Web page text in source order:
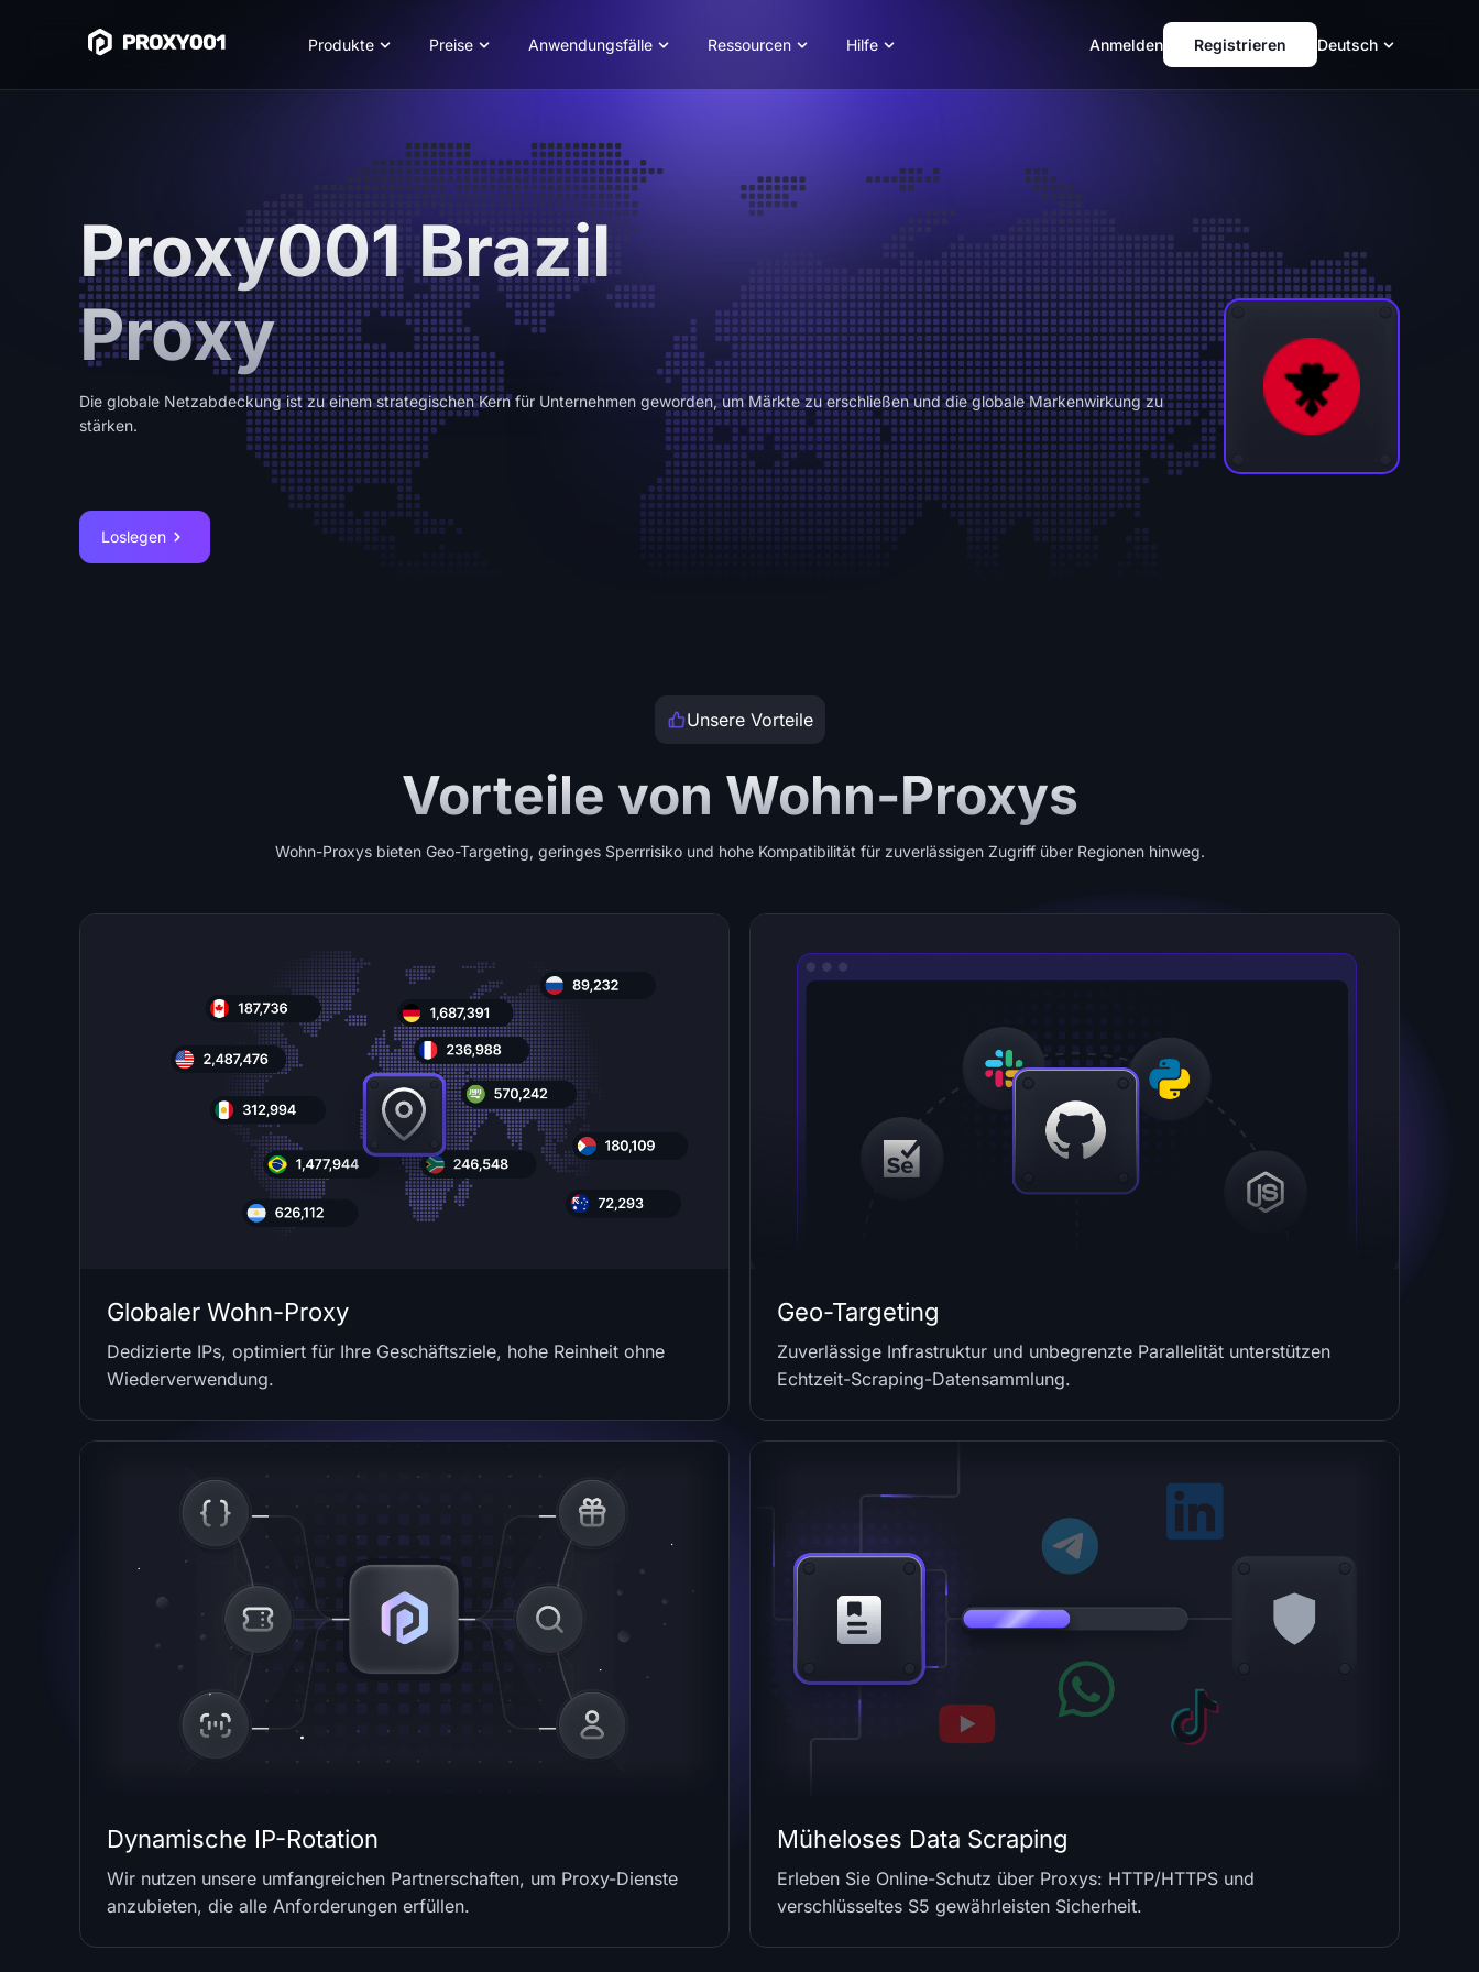
Produkte Preise Anwendungsfälle Ressourcen Hilfe Anmelden Registrieren Deutsch
Proxy001 Brazil
Proxy
Die globale Netzabdeckung ist zu einem strategischen Kern für Unternehmen geworden, um Märkte zu erschließen und die globale Markenwirkung zu
stärken.
Loslegen
Unsere Vorteile
Vorteile von Wohn-Proxys
Wohn-Proxys bieten Geo-Targeting, geringes Sperrrisiko und hohe Kompatibilität für zuverlässigen Zugriff über Regionen hinweg.
Globaler Wohn-Proxy
Dedizierte IPs, optimiert für Ihre Geschäftsziele, hohe Reinheit ohne
Wiederverwendung.
Geo-Targeting
Zuverlässige Infrastruktur und unbegrenzte Parallelität unterstützen
Echtzeit-Scraping-Datensammlung.
Dynamische IP-Rotation
Wir nutzen unsere umfangreichen Partnerschaften, um Proxy-Dienste
anzubieten, die alle Anforderungen erfüllen.
Müheloses Data Scraping
Erleben Sie Online-Schutz über Proxys: HTTP/HTTPS und
verschlüsseltes S5 gewährleisten Sicherheit.